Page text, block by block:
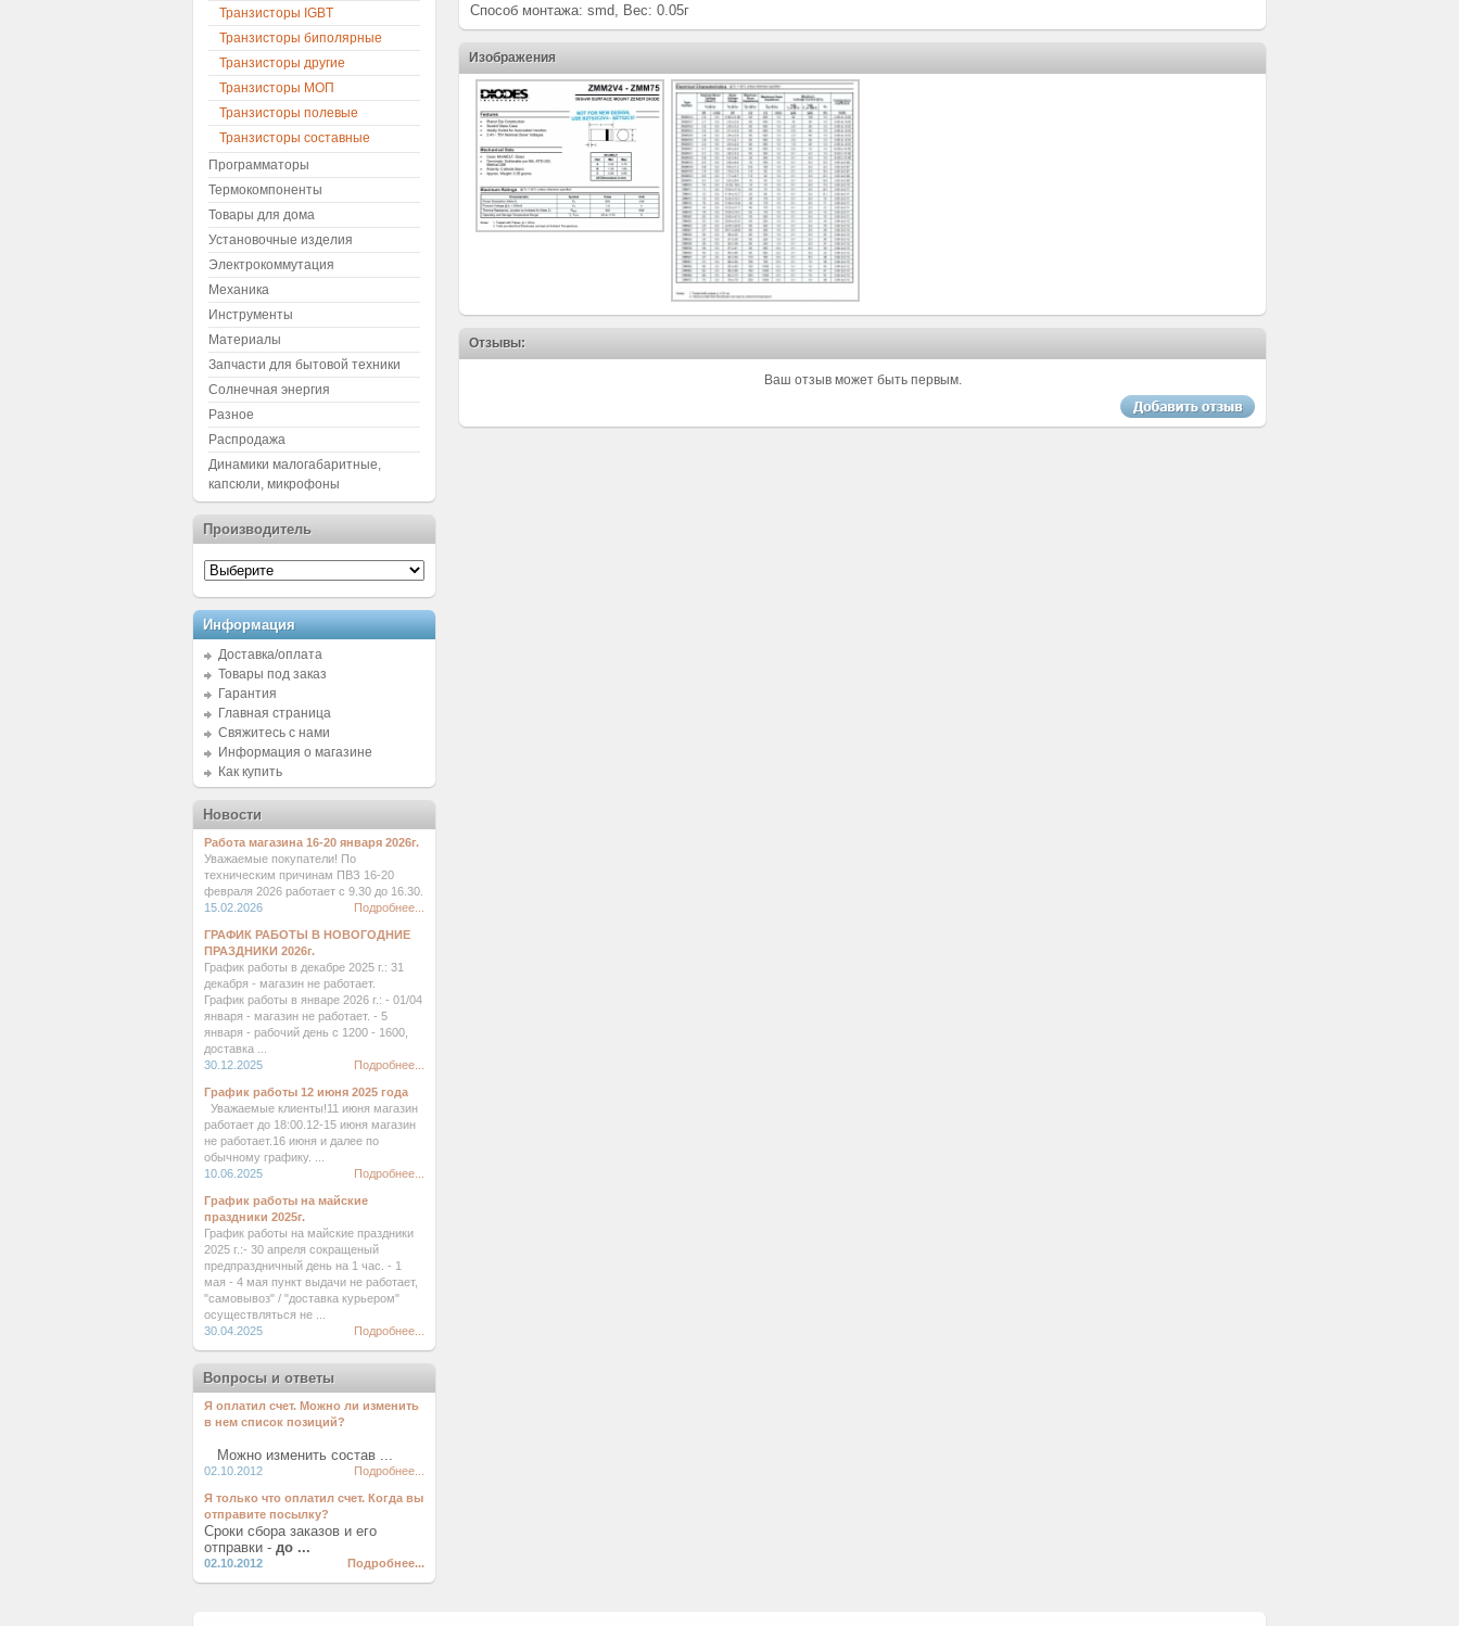
Способ монтажа: smd, Вес: 0.05г
Изображения
Отзывы:
Ваш отзыв может быть первым.
Транзисторы IGBT
Транзисторы биполярные
Транзисторы другие
Транзисторы МОП
Транзисторы полевые
Транзисторы составные
Программаторы
Термокомпоненты
Товары для дома
Установочные изделия
Электрокоммутация
Механика
Инструменты
Материалы
Запчасти для бытовой техники
Солнечная энергия
Разное
Распродажа
Динамики малогабаритные,
капсюли, микрофоны
Производитель
Информация
Доставка/оплата
Товары под заказ
Гарантия
Главная страница
Свяжитесь с нами
Информация о магазине
Как купить
Новости
Работа магазина 16-20 января 2026г.
Уважаемые покупатели! По
техническим причинам ПВЗ 16-20
февраля 2026 работает с 9.30 до 16.30.
15.02.2026
Подробнее...
ГРАФИК РАБОТЫ В НОВОГОДНИЕ
ПРАЗДНИКИ 2026г.
График работы в декабре 2025 г.: 31
декабря - магазин не работает.
График работы в январе 2026 г.: - 01/04
января - магазин не работает. - 5
января - рабочий день с 1200 - 1600,
доставка ...
30.12.2025
Подробнее...
График работы 12 июня 2025 года
Уважаемые клиенты!11 июня магазин
работает до 18:00.12-15 июня магазин
не работает.16 июня и далее по
обычному графику. ...
10.06.2025
Подробнее...
График работы на майские
праздники 2025г.
График работы на майские праздники
2025 г.:- 30 апреля сокращеный
предпраздничный день на 1 час. - 1
мая - 4 мая пункт выдачи не работает,
"самовывоз" / "доставка курьером"
осуществляться не ...
30.04.2025
Подробнее...
Вопросы и ответы
Я оплатил счет. Можно ли изменить
в нем список позиций?
Можно изменить состав ...
02.10.2012 Подробнее...
Я только что оплатил счет. Когда вы
отправите посылку?
Сроки сбора заказов и его
отправки - до ...
02.10.2012 Подробнее...